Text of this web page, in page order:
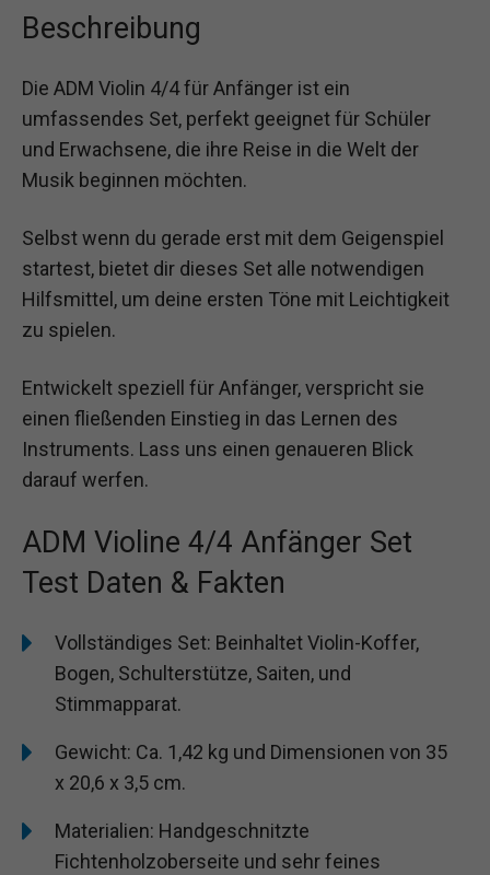
Beschreibung
Die ADM Violin 4/4 für Anfänger ist ein
umfassendes Set, perfekt geeignet für Schüler
und Erwachsene, die ihre Reise in die Welt der
Musik beginnen möchten.
Selbst wenn du gerade erst mit dem Geigenspiel
startest, bietet dir dieses Set alle notwendigen
Hilfsmittel, um deine ersten Töne mit Leichtigkeit
zu spielen.
Entwickelt speziell für Anfänger, verspricht sie
einen fließenden Einstieg in das Lernen des
Instruments. Lass uns einen genaueren Blick
darauf werfen.
ADM Violine 4/4 Anfänger Set
Test Daten & Fakten
Vollständiges Set: Beinhaltet Violin-Koffer,
Bogen, Schulterstütze, Saiten, und
Stimmapparat.
Gewicht: Ca. 1,42 kg und Dimensionen von 35
x 20,6 x 3,5 cm.
Materialien: Handgeschnitzte
Fichtenholzoberseite und sehr feines